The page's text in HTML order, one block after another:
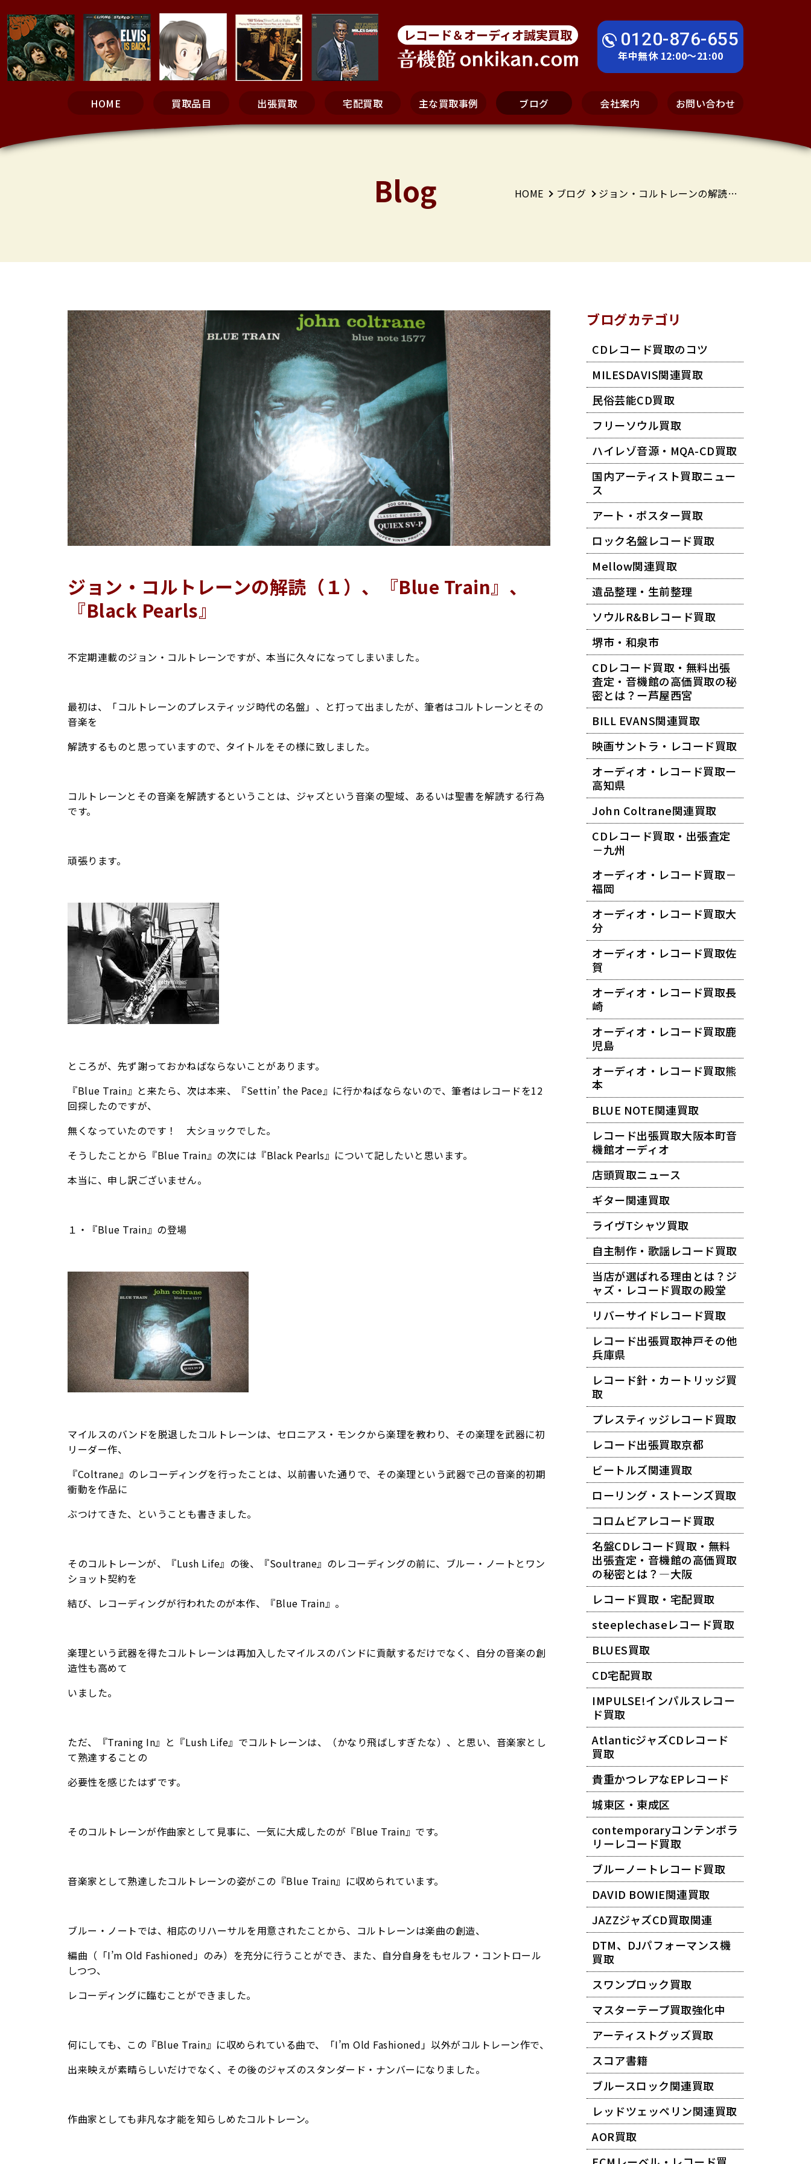
レコード＆オーディオ誠実買取 0120-876-655
年中無休 12:00～21:00
HOME 買取品目 出張買取 宅配買取 主な買取事例 ブログ 会社案内 お問い合わせ
Blog HOME ブログ ジョン・コルトレーンの解読（１）、『Blue Train』、『Black Pearls』
ジョン・コルトレーンの解読（１）、『Blue Train』、
『Black Pearls』
不定期連載のジョン・コルトレーンですが、本当に久々になってしまいました。
最初は、「コルトレーンのプレスティッジ時代の名盤」、と打って出ましたが、筆者はコルトレーンとその
音楽を
解読するものと思っていますので、タイトルをその様に致しました。
コルトレーンとその音楽を解読するということは、ジャズという音楽の聖域、あるいは聖書を解読する行為
です。
頑張ります。
ところが、先ず謝っておかねばならないことがあります。
『Blue Train』と来たら、次は本来、『Settin’ the Pace』に行かねばならないので、筆者はレコードを12
回探したのですが、
無くなっていたのです！ 大ショックでした。
そうしたことから『Blue Train』の次には『Black Pearls』について記したいと思います。
本当に、申し訳ございません。
１・『Blue Train』の登場
マイルスのバンドを脱退したコルトレーンは、セロニアス・モンクから楽理を教わり、その楽理を武器に初
リーダー作、
『Coltrane』のレコーディングを行ったことは、以前書いた通りで、その楽理という武器で己の音楽的初期
衝動を作品に
ぶつけてきた、ということも書きました。
そのコルトレーンが、『Lush Life』の後、『Soultrane』のレコーディングの前に、ブルー・ノートとワン
ショット契約を
結び、レコーディングが行われたのが本作、『Blue Train』。
楽理という武器を得たコルトレーンは再加入したマイルスのバンドに貢献するだけでなく、自分の音楽の創
造性も高めて
いました。
ただ、『Traning In』と『Lush Life』でコルトレーンは、（かなり飛ばしすぎたな）、と思い、音楽家とし
て熟達することの
必要性を感じたはずです。
そのコルトレーンが作曲家として見事に、一気に大成したのが『Blue Train』です。
音楽家として熟達したコルトレーンの姿がこの『Blue Train』に収められています。
ブルー・ノートでは、相応のリハーサルを用意されたことから、コルトレーンは楽曲の創造、
編曲（「I’m Old Fashioned」のみ）を充分に行うことができ、また、自分自身をもセルフ・コントロール
しつつ、
レコーディングに臨むことができました。
何にしても、この『Blue Train』に収められている曲で、「I’m Old Fashioned」以外がコルトレーン作で、
出来映えが素晴らしいだけでなく、その後のジャズのスタンダード・ナンバーになりました。
作曲家としても非凡な才能を知らしめたコルトレーン。
ブログカテゴリ
CDレコード買取のコツ
MILESDAVIS関連買取
民俗芸能CD買取
フリーソウル買取
ハイレゾ音源・MQA-CD買取
国内アーティスト買取ニュー
ス
アート・ポスター買取
ロック名盤レコード買取
Mellow関連買取
遺品整理・生前整理
ソウルR&Bレコード買取
堺市・和泉市
CDレコード買取・無料出張
査定・音機館の高価買取の秘
密とは？ー芦屋西宮
BILL EVANS関連買取
映画サントラ・レコード買取
オーディオ・レコード買取ー
高知県
John Coltrane関連買取
CDレコード買取・出張査定
－九州
オーディオ・レコード買取－
福岡
オーディオ・レコード買取大
分
オーディオ・レコード買取佐
賀
オーディオ・レコード買取長
崎
オーディオ・レコード買取鹿
児島
オーディオ・レコード買取熊
本
BLUE NOTE関連買取
レコード出張買取大阪本町音
機館オーディオ
店頭買取ニュース
ギター関連買取
ライヴTシャツ買取
自主制作・歌謡レコード買取
当店が選ばれる理由とは？ジ
ャズ・レコード買取の殿堂
リバーサイドレコード買取
レコード出張買取神戸その他
兵庫県
レコード針・カートリッジ買
取
プレスティッジレコード買取
レコード出張買取京都
ビートルズ関連買取
ローリング・ストーンズ買取
コロムビアレコード買取
名盤CDレコード買取・無料
出張査定・音機館の高価買取
の秘密とは？―大阪
レコード買取・宅配買取
steeplechaseレコード買取
BLUES買取
CD宅配買取
IMPULSE!インパルスレコー
ド買取
AtlanticジャズCDレコード
買取
貴重かつレアなEPレコード
城東区・東成区
contemporaryコンテンポラ
リーレコード買取
ブルーノートレコード買取
DAVID BOWIE関連買取
JAZZジャズCD買取関連
DTM、DJパフォーマンス機
買取
スワンプロック買取
マスターテープ買取強化中
アーティストグッズ買取
スコア書籍
ブルースロック関連買取
レッドツェッペリン関連買取
AOR買取